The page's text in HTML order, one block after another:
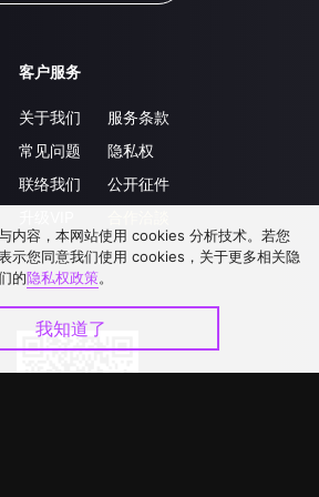
客户服务
关于我们
常见问题
联络我们
服务条款
隐私权
公开征件
内容，本网站使用 cookies 分析技术。若您
示您同意我们使用 cookies，关于更多相关隐
的隐私权政策。
我知道了